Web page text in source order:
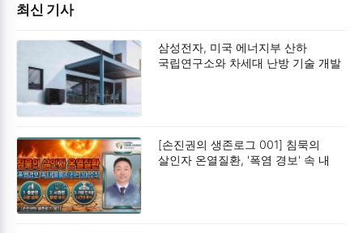
최신 기사
삼성전자, 미국 에너지부 산하
국립연구소와 차세대 난방 기술 개발
[손진권의 생존로그 001] 침묵의
살인자 온열질환, '폭염 경보' 속 내